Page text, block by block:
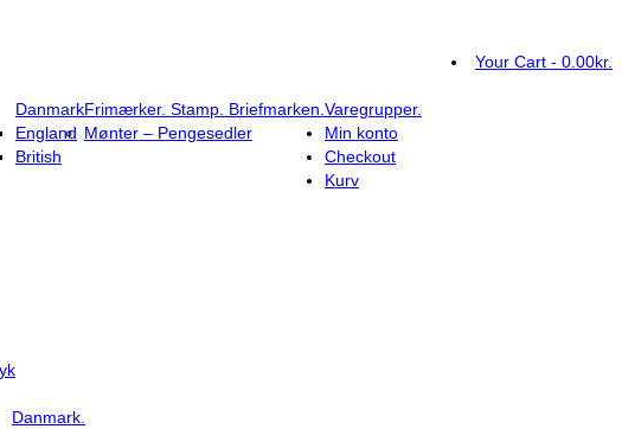
Varegrupper.
Frimærker. Stamp. Briefmarken.
Danmark
England
British
Mønter – Pengesedler
Danmark.
Min konto
Checkout
Kurv
Your Cart - 0.00kr.